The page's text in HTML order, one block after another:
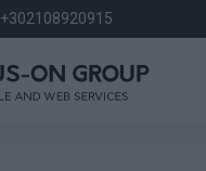
+302108920915